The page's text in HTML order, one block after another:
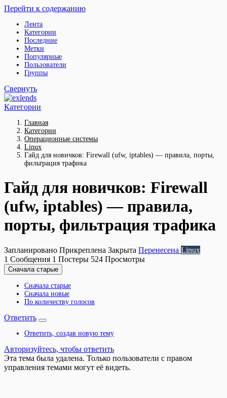
Перейти к содержанию
Лента
Категории
Последние
Метки
Популярные
Пользователи
Группы
Свернуть
Категории
Главная
Категории
Операционные системы
Linux
Гайд для новичков: Firewall (ufw, iptables) — правила, порты,
фильтрация трафика
Гайд для новичков: Firewall
(ufw, iptables) — правила,
порты, фильтрация трафика
Запланировано Прикреплена Закрыта Перенесена Linux
1 Сообщения 1 Постеры 524 Просмотры
Сначала старые
Сначала старые
Сначала новые
По количеству голосов
Ответить
Ответить, создав новую тему
Авторизуйтесь, чтобы ответить
Эта тема была удалена. Только пользователи с правом
управления темами могут её видеть.